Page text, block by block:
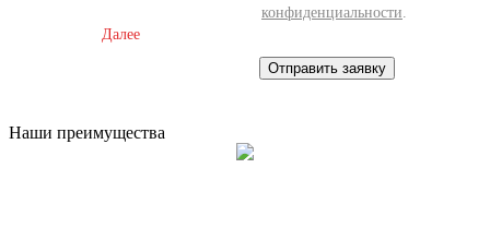
Далее
конфиденциальности
Отправить заявку
Наши преимущества